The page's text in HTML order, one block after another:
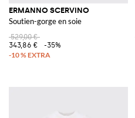
ERMANNO SCERVINO
Soutien-gorge en soie
529,00 €
343,86 €
-35%